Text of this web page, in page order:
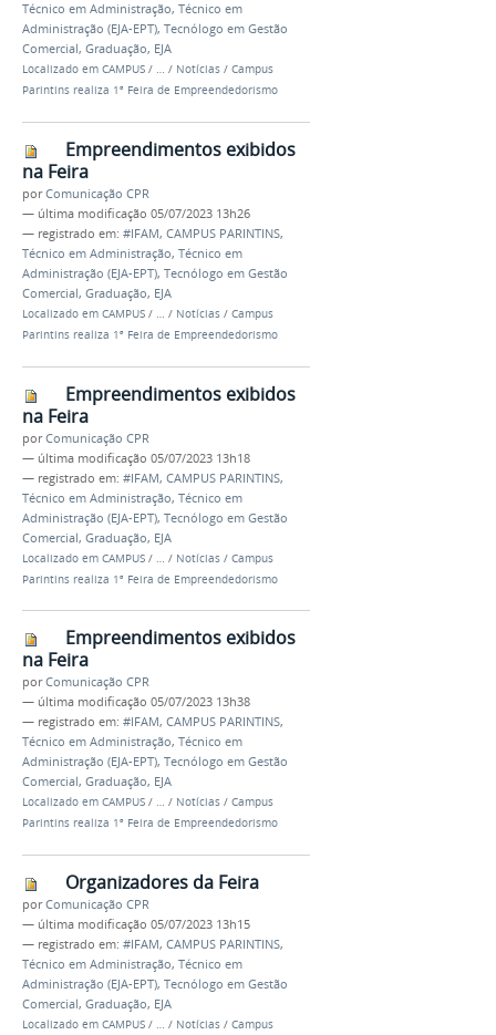
Técnico em Administração, Técnico em
Administração (EJA-EPT), Tecnólogo em Gestão
Comercial, Graduação, EJA
Localizado em CAMPUS / … / Notícias / Campus
Parintins realiza 1ª Feira de Empreendedorismo
Empreendimentos exibidos
na Feira
porComunicação CPR
— última modificação 05/07/2023 13h26
— registrado em: #IFAM, CAMPUS PARINTINS,
Técnico em Administração, Técnico em
Administração (EJA-EPT), Tecnólogo em Gestão
Comercial, Graduação, EJA
Localizado em CAMPUS / … / Notícias / Campus
Parintins realiza 1ª Feira de Empreendedorismo
Empreendimentos exibidos
na Feira
porComunicação CPR
— última modificação 05/07/2023 13h18
— registrado em: #IFAM, CAMPUS PARINTINS,
Técnico em Administração, Técnico em
Administração (EJA-EPT), Tecnólogo em Gestão
Comercial, Graduação, EJA
Localizado em CAMPUS / … / Notícias / Campus
Parintins realiza 1ª Feira de Empreendedorismo
Empreendimentos exibidos
na Feira
porComunicação CPR
— última modificação 05/07/2023 13h38
— registrado em: #IFAM, CAMPUS PARINTINS,
Técnico em Administração, Técnico em
Administração (EJA-EPT), Tecnólogo em Gestão
Comercial, Graduação, EJA
Localizado em CAMPUS / … / Notícias / Campus
Parintins realiza 1ª Feira de Empreendedorismo
Organizadores da Feira
porComunicação CPR
— última modificação 05/07/2023 13h15
— registrado em: #IFAM, CAMPUS PARINTINS,
Técnico em Administração, Técnico em
Administração (EJA-EPT), Tecnólogo em Gestão
Comercial, Graduação, EJA
Localizado em CAMPUS / … / Notícias / Campus